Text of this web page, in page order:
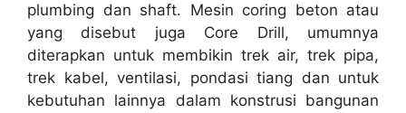
plumbing dan shaft. Mesin coring beton atau
yang disebut juga Core Drill, umumnya
diterapkan untuk membikin trek air, trek pipa,
trek kabel, ventilasi, pondasi tiang dan untuk
kebutuhan lainnya dalam konstrusi bangunan